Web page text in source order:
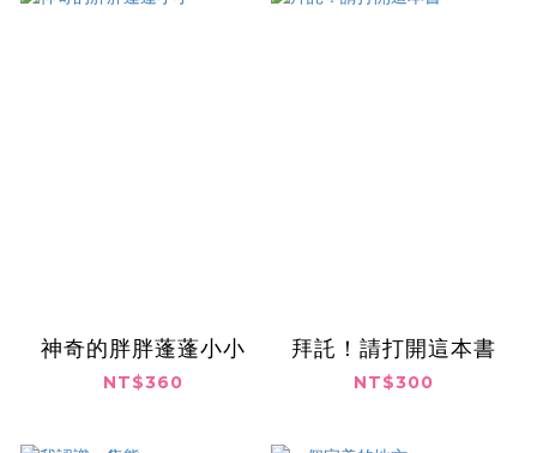
神奇的胖胖蓬蓬小小
NT$360
拜託！請打開這本書
NT$300